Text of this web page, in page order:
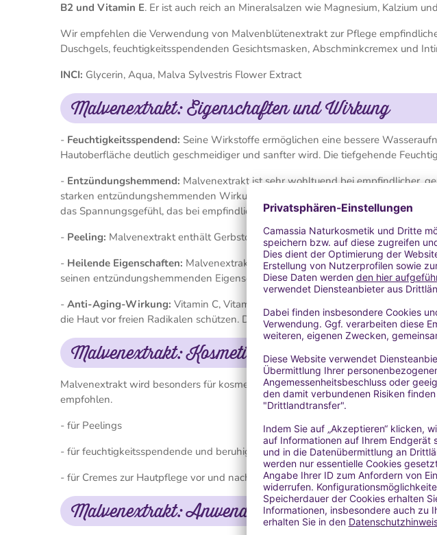
B2 und Vitamin E. Er ist auch reich an Mineralsalzen wie Magnesium, Kalzium
Wir empfehlen die Verwendung von Malvenblütenextrakt zur Pflege
Duschgels, feuchtigkeitsspendenden Gesichtsmasken, Abschminkcremex und
INCI: Glycerin, Aqua, Malva Sylvestris Flower Extract
Malvenextrakt: Eigenschaften und Wirkung
- Feuchtigkeitsspendend: Seine Wirkstoffe ermöglichen eine bessere
Hautoberfläche deutlich geschmeidiger und sanfter wird. Die tiefgehende
- Entzündungshemmend: Malvenextrakt ist sehr wohltuend bei empfindlicher,
starken entzündungshemmenden Wirkung die Haut beruhigt und entspannt. Die
das Spannungsgefühl, das bei empfindlicher Haut auftreten kann, wird reduziert.
- Peeling: Malvenextrakt enthält Gerbstoffe, die helfen, abgestorbene Hautzellen
- Heilende Eigenschaften: Malvenextrakt ist für seine heilenden,
seinen entzündungshemmenden Eigenschaften hilft dieses Produkt unter
- Anti-Aging-Wirkung: Vitamin C, Vitamin E und Polysaccharide verleihen
die Haut vor freien Radikalen schützen. Deshalb ist dieses Produkt
Malvenextrakt: Kosmetischer Einsatz
Malvenextrakt wird besonders für kosmetische Produkte mit
empfohlen.
- für Peelings
- für feuchtigkeitsspendende und beruhigende Cremes und Lotionen für
- für Cremes zur Hautpflege vor und nach Sonnenexposition
Malvenextrakt: Anwendungshinweise und